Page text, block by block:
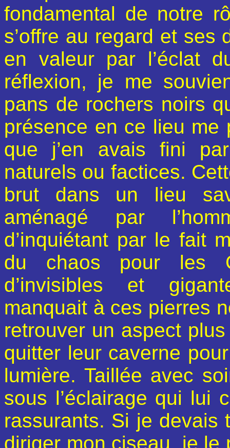
fondamental de notre
s’offre au regard et ses
en valeur par l’éclat
réflexion, je me
pans de rochers noirs
présence en ce lieu me
que j’en avais fini
naturels ou factices.
brut dans un lieu
aménagé par
d’inquiétant par le fait
du chaos pour les
d’invisibles et
manquait à ces pierres
retrouver un aspect
quitter leur caverne
lumière. Taillée avec
sous l’éclairage qui lui
rassurants. Si je devais
diriger mon ciseau, je le